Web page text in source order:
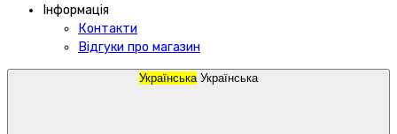
Інформація
Контакти
Відгуки про магазин
Українська Українська